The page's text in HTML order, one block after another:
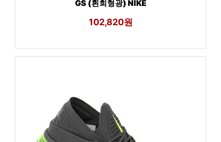
GS (흰회형광) NIKE
102,820원